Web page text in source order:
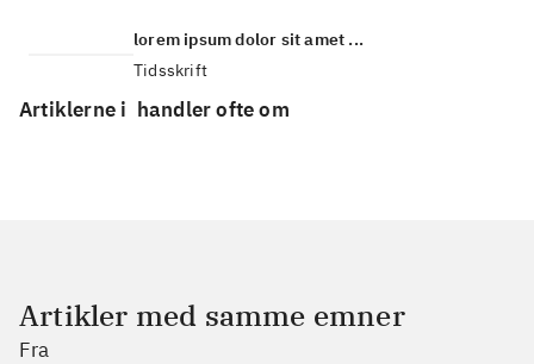
lorem ipsum dolor sit amet ...
Tidsskrift
Artiklerne i handler ofte om
Artikler med samme emner
Fra